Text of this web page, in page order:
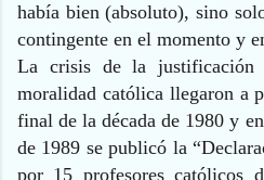
había bien (absoluto), sino
contingente en el momento y
La crisis de la
moralidad católica llegaron a
final de la década de 1980 y
de 1989 se publicó la
por 15 profesores católicos